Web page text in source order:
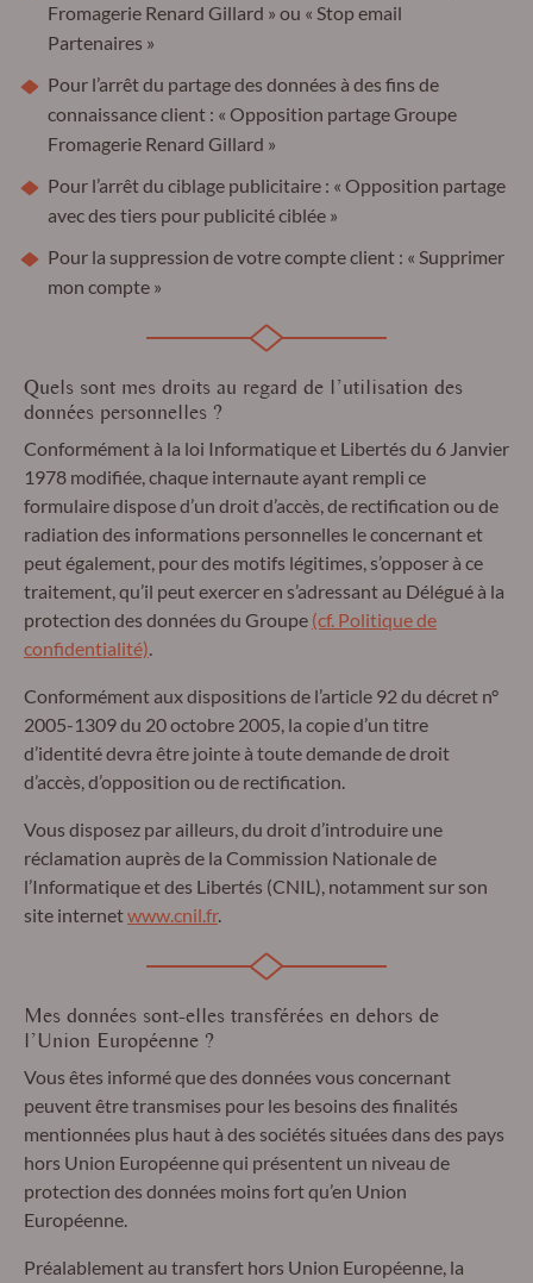
Fromagerie Renard Gillard » ou « Stop email
Partenaires »
Pour l’arrêt du partage des données à des fins de
connaissance client : « Opposition partage Groupe
Fromagerie Renard Gillard »
Pour l’arrêt du ciblage publicitaire : « Opposition partage
avec des tiers pour publicité ciblée »
Pour la suppression de votre compte client : « Supprimer
mon compte »
Quels sont mes droits au regard de l’utilisation des
données personnelles ?
Conformément à la loi Informatique et Libertés du 6 Janvier
1978 modifiée, chaque internaute ayant rempli ce
formulaire dispose d’un droit d’accès, de rectification ou de
radiation des informations personnelles le concernant et
peut également, pour des motifs légitimes, s’opposer à ce
traitement, qu’il peut exercer en s’adressant au Délégué à la
protection des données du Groupe (cf. Politique de
confidentialité).
Conformément aux dispositions de l’article 92 du décret n°
2005-1309 du 20 octobre 2005, la copie d’un titre
d’identité devra être jointe à toute demande de droit
d’accès, d’opposition ou de rectification.
Vous disposez par ailleurs, du droit d’introduire une
réclamation auprès de la Commission Nationale de
l’Informatique et des Libertés (CNIL), notamment sur son
site internetwww.cnil.fr.
Mes données sont-elles transférées en dehors de
l’Union Européenne ?
Vous êtes informé que des données vous concernant
peuvent être transmises pour les besoins des finalités
mentionnées plus haut à des sociétés situées dans des pays
hors Union Européenne qui présentent un niveau de
protection des données moins fort qu’en Union
Européenne.
Préalablement au transfert hors Union Européenne, la